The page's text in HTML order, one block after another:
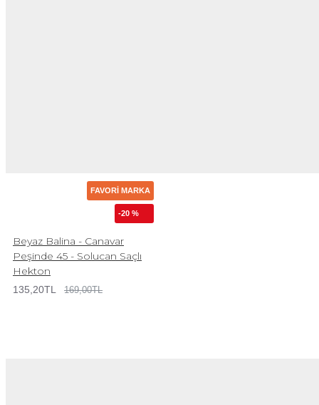
FAVORI MARKA
-20 %
Beyaz Balina - Canavar
Peşinde 45 - Solucan Saçlı
Hekton
135,20TL 169,00TL